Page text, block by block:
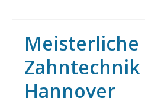
Meisterliche
Zahntechnik
Hannover